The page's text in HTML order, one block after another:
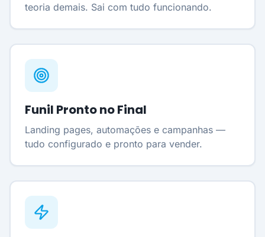
teoria demais. Sai com tudo funcionando.
Funil Pronto no Final
Landing pages, automações e campanhas —
tudo configurado e pronto para vender.